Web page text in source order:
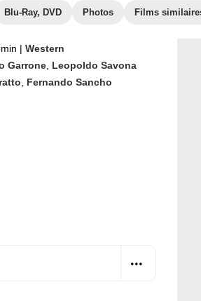
Blu-Ray, DVD Photos Films
| Western
Garrone Leopoldo Savona
Fernando Sancho